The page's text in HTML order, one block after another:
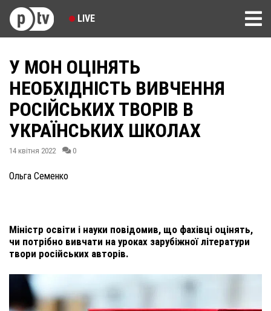
LIVE
У МОН ОЦІНЯТЬ
НЕОБХІДНІСТЬ ВИВЧЕННЯ
РОСІЙСЬКИХ ТВОРІВ В
УКРАЇНСЬКИХ ШКОЛАХ
14 квітня 2022 0
Ольга Семенко
Міністр освіти і науки повідомив, що фахівці оцінять,
чи потрібно вивчати на уроках зарубіжної літератури
твори російських авторів.